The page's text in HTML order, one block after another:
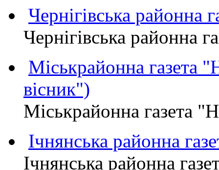
Чернігівська
Чернігівська
Міськрайонна
вісник")
Міськрайонна газета
Ічнянська районна
Ічнянська районна